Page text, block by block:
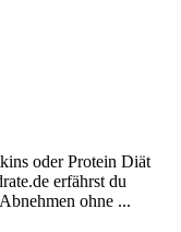
oder Protein Diät
erfährst du
ohne ...